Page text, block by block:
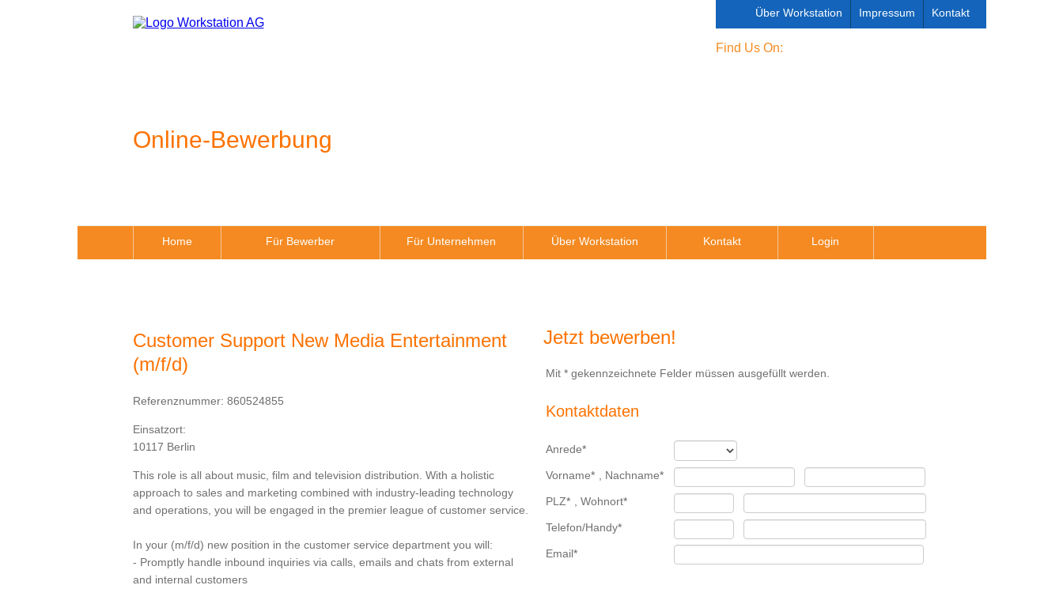
Über Workstation Impressum Kontakt
Find Us On:
Online-Bewerbung
Home Für Bewerber Für Unternehmen Über Workstation Kontakt Login
Customer Support New Media Entertainment
(m/f/d)
Referenznummer: 860524855
Einsatzort:
10117 Berlin
This role is all about music, film and television distribution. With a holistic
approach to sales and marketing combined with industry-leading technology
and operations, you will be engaged in the premier league of customer service.
In your (m/f/d) new position in the customer service department you will:
- Promptly handle inbound inquiries via calls, emails and chats from external
and internal customers
Jetzt bewerben!
Mit * gekennzeichnete Felder müssen ausgefüllt werden.
Kontaktdaten
Anrede*
Vorname* Nachname*
PLZ* Wohnort*
Telefon/Handy*
Email*